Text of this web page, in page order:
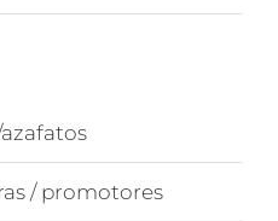
/ promotores